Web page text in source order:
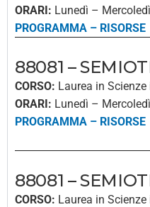
ORARI: Lunedì –
PROGRAMMA – RISORSE
88081 –
CORSO: Laurea in
ORARI: Lunedì –
PROGRAMMA – RISORSE
88081 –
CORSO: Laurea in